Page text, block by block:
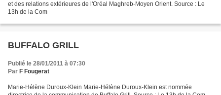
et des relations extérieures de l'Oréal Maghreb-Moyen Orient. Source : Le
13h de la Com
BUFFALO GRILL
Publié le 28/01/2011 à 07:30
Par F Fougerat
Marie-Hélène Duroux-Klein Marie-Hélène Duroux-Klein est nommée